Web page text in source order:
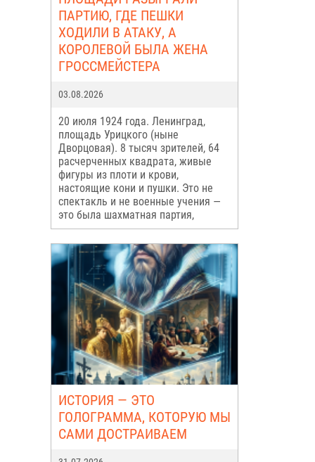
ПАРТИЮ, ГДЕ ПЕШКИ
ХОДИЛИ В АТАКУ, А
КОРОЛЕВОЙ БЫЛА ЖЕНА
ГРОССМЕЙСТЕРА
03.08.2026
20 июля 1924 года. Ленинград,
площадь Урицкого (ныне
Дворцовая). 8 тысяч зрителей, 64
расчерченных квадрата, живые
фигуры из плоти и крови,
настоящие кони и пушки. Это не
спектакль и не военные учения —
это была шахматная партия,
ИСТОРИЯ — ЭТО
ГОЛОГРАММА, КОТОРУЮ МЫ
САМИ ДОСТРАИВАЕМ